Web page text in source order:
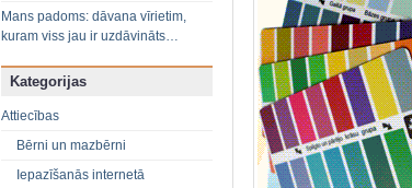
Mans padoms: dāvana vīrietim,
kuram viss jau ir uzdāvināts…
Kategorijas
Attiecības
Bērni un mazbērni
Iepazīšanās internetā